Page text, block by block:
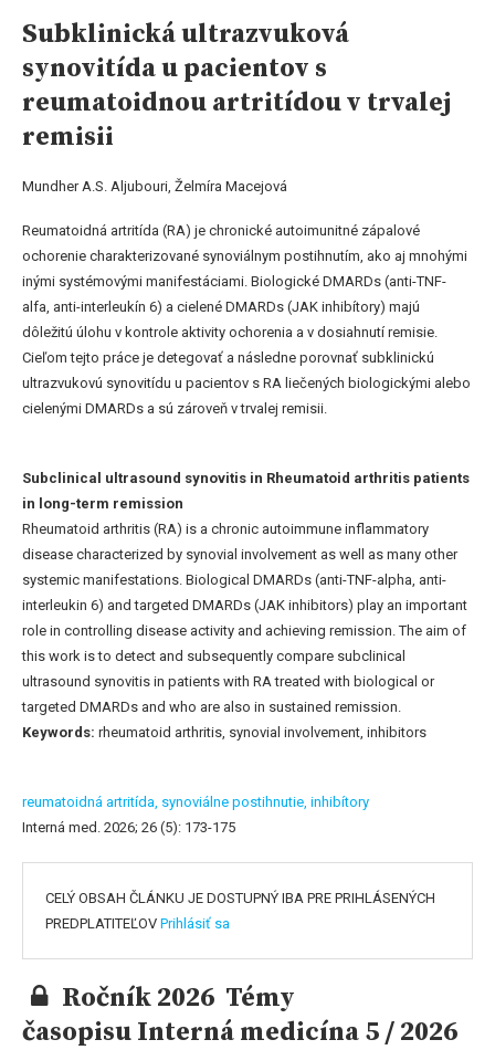
Subklinická ultrazvuková
synovitída u pacientov s
reumatoidnou artritídou v trvalej
remisii
Mundher A.S. Aljubouri, Želmíra Macejová
Reumatoidná artritída (RA) je chronické autoimunitné zápalové
ochorenie charakterizované synoviálnym postihnutím, ako aj mnohými
inými systémovými manifestáciami. Biologické DMARDs (anti-TNF-
alfa, anti-interleukín 6) a cielené DMARDs (JAK inhibítory) majú
dôležitú úlohu v kontrole aktivity ochorenia a v dosiahnutí remisie.
Cieľom tejto práce je detegovať a následne porovnať subklinickú
ultrazvukovú synovitídu u pacientov s RA liečených biologickými alebo
cielenými DMARDs a sú zároveň v trvalej remisii.
Subclinical ultrasound synovitis in Rheumatoid arthritis patients
in long-term remission
Rheumatoid arthritis (RA) is a chronic autoimmune inflammatory
disease characterized by synovial involvement as well as many other
systemic manifestations. Biological DMARDs (anti-TNF-alpha, anti-
interleukin 6) and targeted DMARDs (JAK inhibitors) play an important
role in controlling disease activity and achieving remission. The aim of
this work is to detect and subsequently compare subclinical
ultrasound synovitis in patients with RA treated with biological or
targeted DMARDs and who are also in sustained remission.
Keywords: rheumatoid arthritis, synovial involvement, inhibitors
reumatoidná artritída, synoviálne postihnutie, inhibítory
Interná med. 2026; 26 (5): 173-175
CELÝ OBSAH ČLÁNKU JE DOSTUPNÝ IBA PRE PRIHLÁSENÝCH
PREDPLATITEĽOV Prihlásiť sa
Ročník 2026 Témy
časopisu Interná medicína 5 / 2026